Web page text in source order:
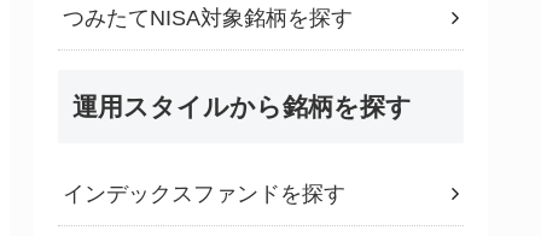
つみたてNISA対象銘柄を探す
運用スタイルから銘柄を探す
インデックスファンドを探す